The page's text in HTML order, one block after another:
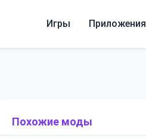
Игры Приложения
Похожие моды